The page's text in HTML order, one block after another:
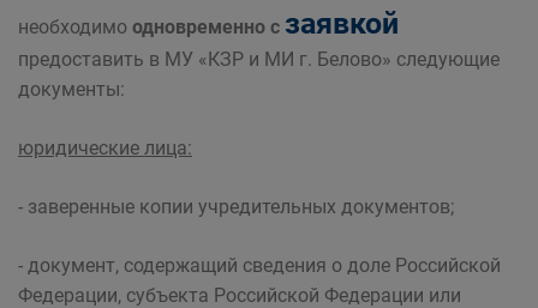
необходимо одновременно с заявкой
предоставить в МУ «КЗР и МИ г. Белово» следующие
документы:
юридические лица:
- заверенные копии учредительных документов;
- документ, содержащий сведения о доле Российской
Федерации, субъекта Российской Федерации или